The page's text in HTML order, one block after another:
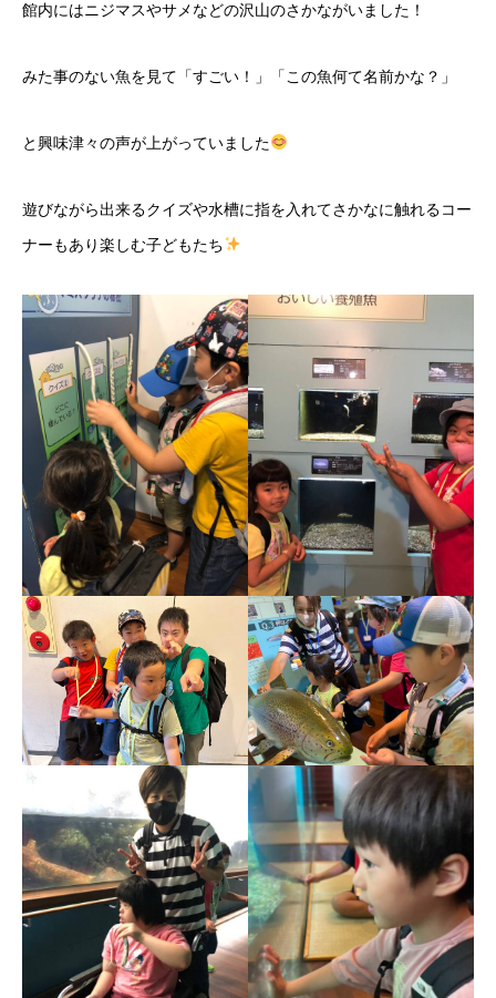
館内にはニジマスやサメなどの沢山のさかながいました！
みた事のない魚を見て「すごい！」「この魚何て名前かな？」
と興味津々の声が上がっていました
遊びながら出来るクイズや水槽に指を入れてさかなに触れるコー
ナーもあり楽しむ子どもたち